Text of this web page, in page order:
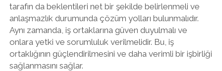
tarafın da beklentileri net bir şekilde belirlenmeli ve
anlaşmazlık durumunda çözüm yolları bulunmalıdır.
Aynı zamanda, iş ortaklarına güven duyulmalı ve
onlara yetki ve sorumluluk verilmelidir. Bu, iş
ortaklığının güçlendirilmesini ve daha verimli bir işbirliği
sağlanmasını sağlar.